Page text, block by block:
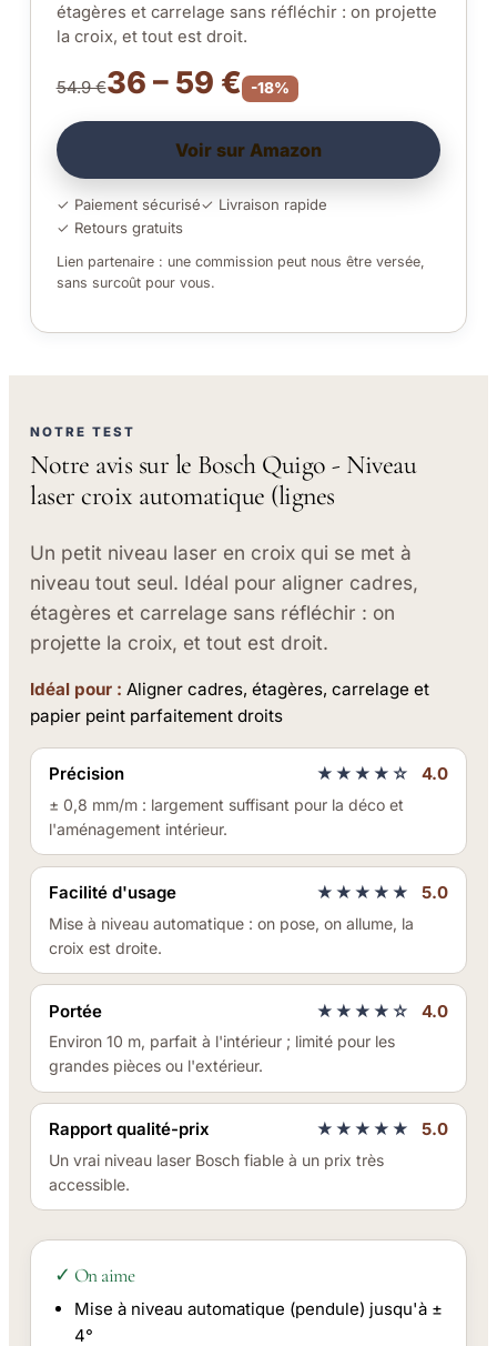
étagères et carrelage sans réfléchir : on projette
la croix, et tout est droit.
54.9 €36 – 59 € -18%
Voir sur Amazon
✓ Paiement sécurisé✓ Livraison rapide
✓ Retours gratuits
Lien partenaire : une commission peut nous être versée,
sans surcoût pour vous.
NOTRE TEST
Notre avis sur le Bosch Quigo - Niveau
laser croix automatique (lignes
Un petit niveau laser en croix qui se met à
niveau tout seul. Idéal pour aligner cadres,
étagères et carrelage sans réfléchir : on
projette la croix, et tout est droit.
Idéal pour : Aligner cadres, étagères, carrelage et
papier peint parfaitement droits
Précision ★★★★☆ 4.0
± 0,8 mm/m : largement suffisant pour la déco et
l'aménagement intérieur.
Facilité d'usage ★★★★★ 5.0
Mise à niveau automatique : on pose, on allume, la
croix est droite.
Portée ★★★★☆ 4.0
Environ 10 m, parfait à l'intérieur ; limité pour les
grandes pièces ou l'extérieur.
Rapport qualité-prix ★★★★★ 5.0
Un vrai niveau laser Bosch fiable à un prix très
accessible.
✓ On aime
Mise à niveau automatique (pendule) jusqu'à ±
4°